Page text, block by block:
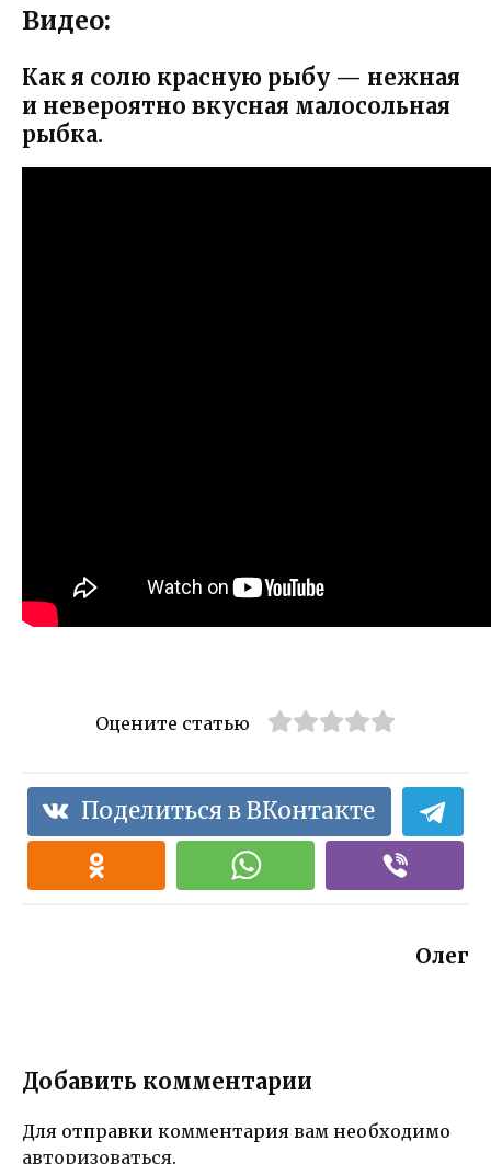
Видео:
Как я солю красную рыбу — нежная
и невероятно вкусная малосольная
рыбка.
Оцените статью
Поделиться в ВКонтакте
Олег
Добавить комментарии
Для отправки комментария вам необходимо
авторизоваться.